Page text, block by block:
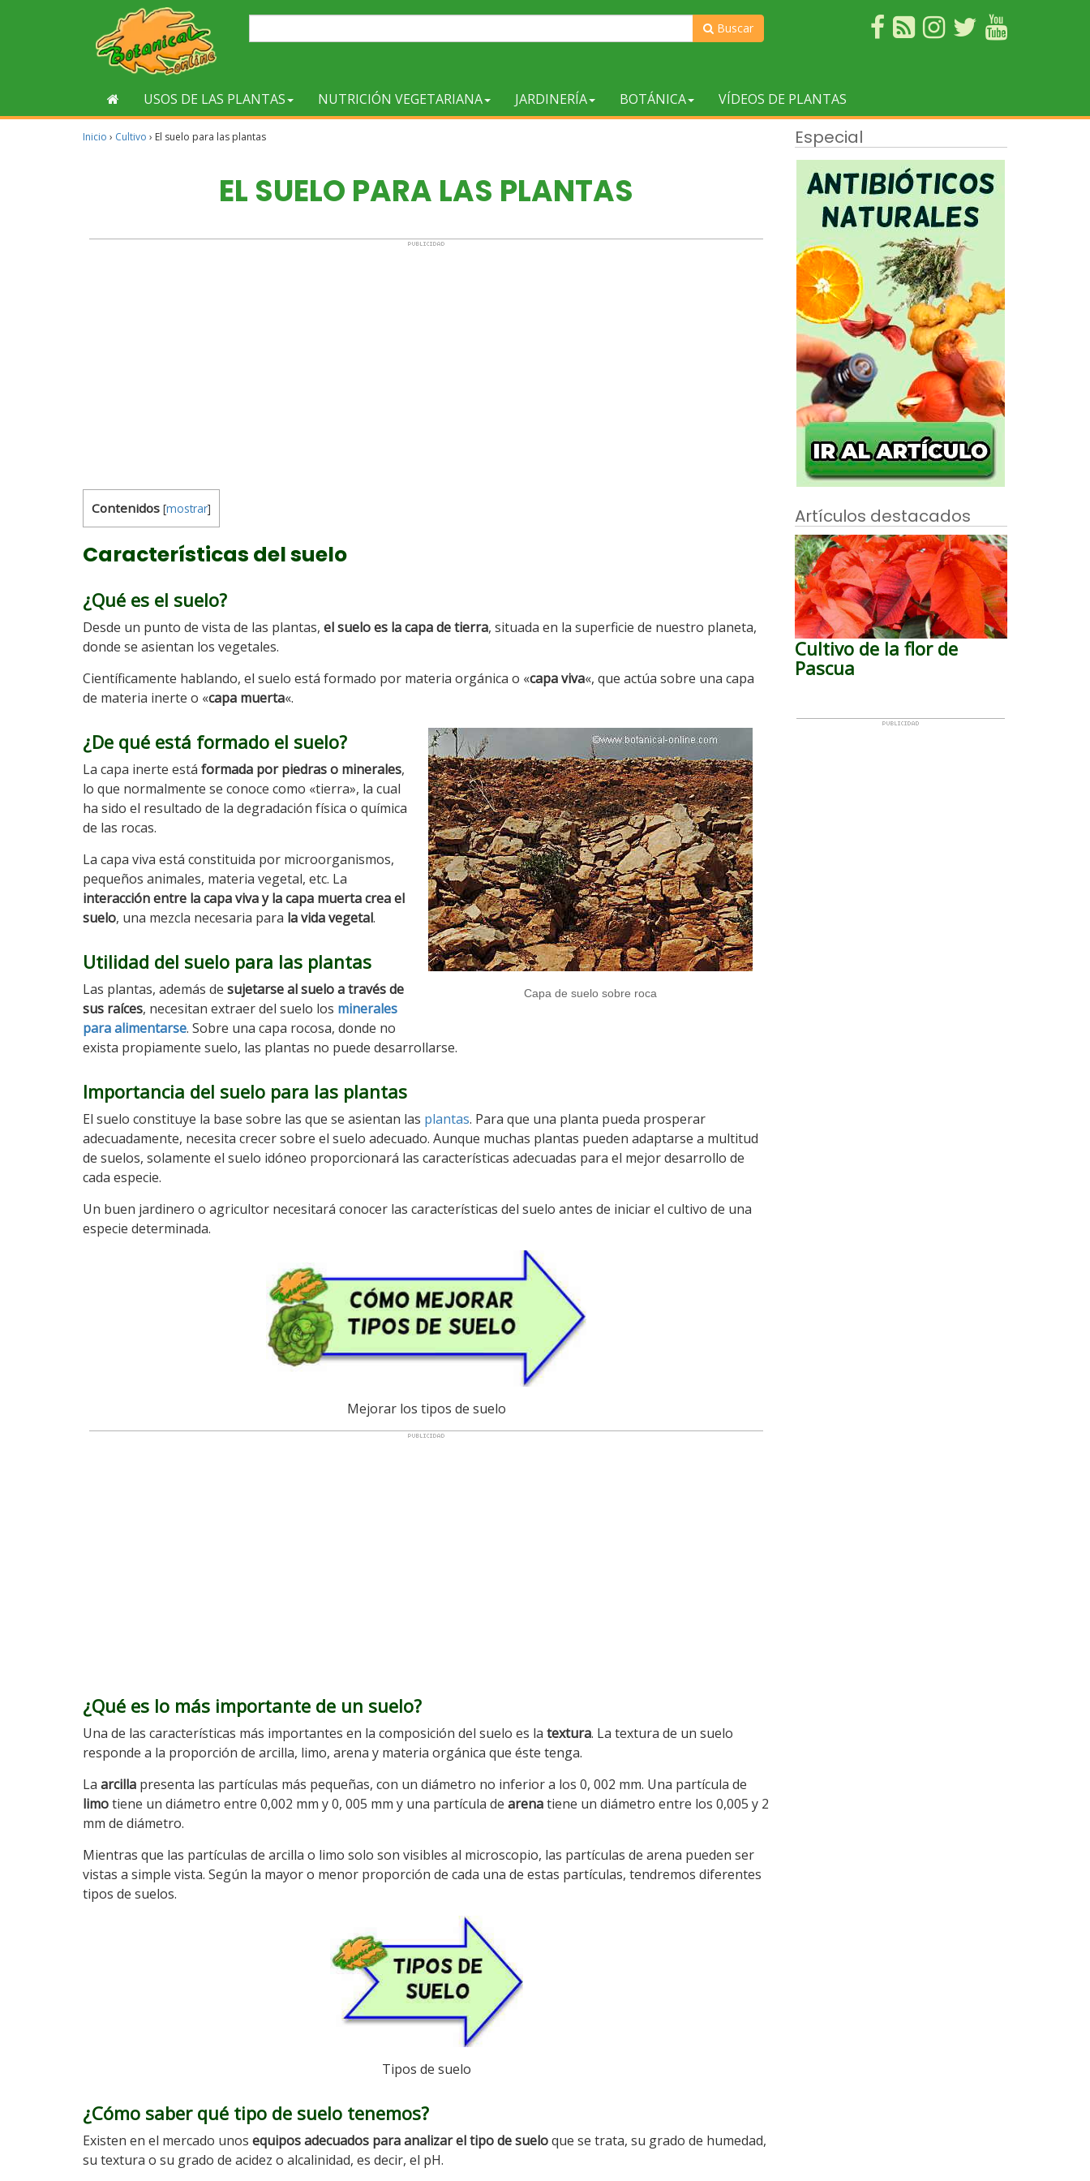
Buscar
USOS DE LAS PLANTAS NUTRICIÓN VEGETARIANA JARDINERÍA BOTÁNICA VÍDEOS DE PLANTAS
Inicio › Cultivo › El suelo para las plantas
EL SUELO PARA LAS PLANTAS
Contenidos [mostrar]
Características del suelo
¿Qué es el suelo?
Desde un punto de vista de las plantas, el suelo es la capa de tierra, situada en la superficie de nuestro planeta,
donde se asientan los vegetales.
Científicamente hablando, el suelo está formado por materia orgánica o «capa viva«, que actúa sobre una capa
de materia inerte o «capa muerta«.
Capa de suelo sobre roca
¿De qué está formado el suelo?
La capa inerte está formada por piedras o minerales,
lo que normalmente se conoce como «tierra», la cual
ha sido el resultado de la degradación física o química
de las rocas.
La capa viva está constituida por microorganismos,
pequeños animales, materia vegetal, etc. La
interacción entre la capa viva y la capa muerta crea el
suelo, una mezcla necesaria para la vida vegetal.
Utilidad del suelo para las plantas
Las plantas, además de sujetarse al suelo a través de
sus raíces, necesitan extraer del suelo los minerales
para alimentarse. Sobre una capa rocosa, donde no
exista propiamente suelo, las plantas no puede desarrollarse.
Importancia del suelo para las plantas
El suelo constituye la base sobre las que se asientan las plantas. Para que una planta pueda prosperar
adecuadamente, necesita crecer sobre el suelo adecuado. Aunque muchas plantas pueden adaptarse a multitud
de suelos, solamente el suelo idóneo proporcionará las características adecuadas para el mejor desarrollo de
cada especie.
Un buen jardinero o agricultor necesitará conocer las características del suelo antes de iniciar el cultivo de una
especie determinada.
Mejorar los tipos de suelo
¿Qué es lo más importante de un suelo?
Una de las características más importantes en la composición del suelo es la textura. La textura de un suelo
responde a la proporción de arcilla, limo, arena y materia orgánica que éste tenga.
La arcilla presenta las partículas más pequeñas, con un diámetro no inferior a los 0, 002 mm. Una partícula de
limotiene un diámetro entre 0,002 mm y 0, 005 mm y una partícula de arenatiene un diámetro entre los 0,005 y 2
mm de diámetro.
Mientras que las partículas de arcilla o limo solo son visibles al microscopio, las partículas de arena pueden ser
vistas a simple vista. Según la mayor o menor proporción de cada una de estas partículas, tendremos diferentes
tipos de suelos.
Tipos de suelo
¿Cómo saber qué tipo de suelo tenemos?
Existen en el mercado unos equipos adecuados para analizar el tipo de sueloque se trata, su grado de humedad,
su textura o su grado de acidez o alcalinidad, es decir, el pH.
Especial
Artículos destacados
Cultivo de la flor de
Pascua